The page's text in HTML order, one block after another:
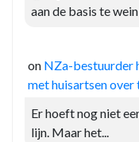
aan de basis te
on NZa-bestuurder
met huisartsen over
Er hoeft nog niet
lijn. Maar het...